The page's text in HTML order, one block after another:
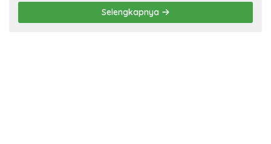
Selengkapnya